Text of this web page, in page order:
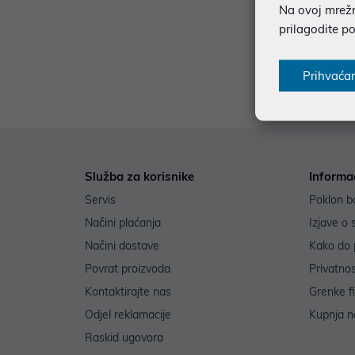
Služba za korisnike
Servis
Načini plaćanja
Načini dostave
Povrat proizvoda
Kontaktirajte nas
Odjel reklamacije
Raskid ugovora
Poklon
Izjave o
Kako do
Grenke
Kupnja
Na ovoj
prilagodite